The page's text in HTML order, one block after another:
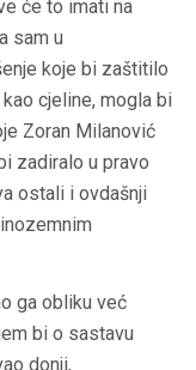
će to imati na
sam u
koje bi zaštitilo
cjeline, mogla bi
Zoran Milanović
zadiralo u pravo
ostali i ovdašnji
ga obliku već
bi o sastavu
donji,